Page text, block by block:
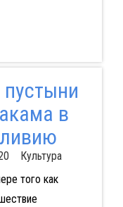
пустыни
в
Культура
того как